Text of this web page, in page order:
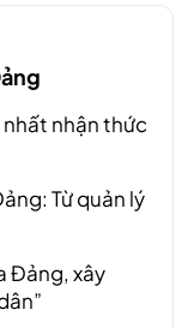
nhận thức
Từ quản lý
Đảng, xây